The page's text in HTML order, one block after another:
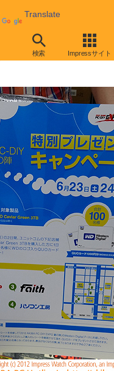
Translate
検索 Impressサイト